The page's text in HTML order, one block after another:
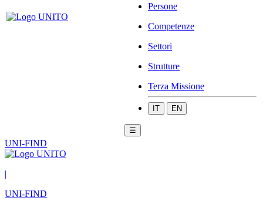
Persone
Competenze
Settori
Strutture
Terza Missione
IT EN
☰
UNI-FIND
|
UNI-FIND